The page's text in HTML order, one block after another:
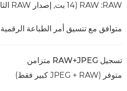
RAW:‏ RAW‏ (14 بت, إصدار RAW الثاني الأصلي من Canon)
متوافق مع تنسيق أمر الطباعة الرقمية [DPOF] الإصدار 1.1
تسجيل RAW+JPEG متزامن
متوفر (RAW‏ + JPEG كبير فقط)